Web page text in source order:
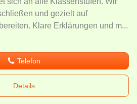
und gezielt auf
Klare Erklärungen und m...
Telefon
Details